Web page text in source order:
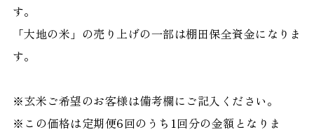
す。
「大地の米」の売り上げの一部は棚田保全資金になりま
す。
※玄米ご希望のお客様は備考欄にご記入ください。
※この価格は定期便6回のうち1回分の金額となりま